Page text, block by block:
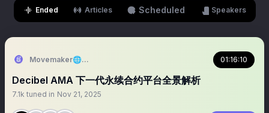
Ended Articles Scheduled Speakers
Movemaker🌐Aptos华语社区 01:16:10
Decibel AMA 下一代永续合约平台全景解析
7.1k tuned in Nov 21, 2025